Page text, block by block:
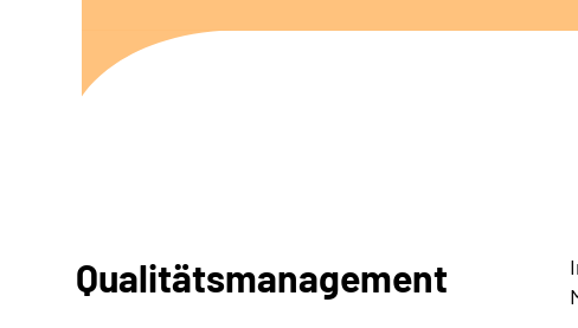
Qualitätsmanagement